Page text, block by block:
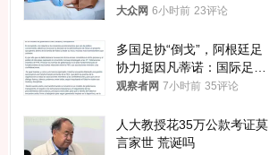
样睡觉更伤身
大众网 6小时前 23评论
多国足协“倒戈”，阿根廷足
协力挺因凡蒂诺：国际足联
今后应继续在其领导下前行
观察者网 7小时前 35评论
人大教授花35万公款考证莫
言家世 荒诞吗